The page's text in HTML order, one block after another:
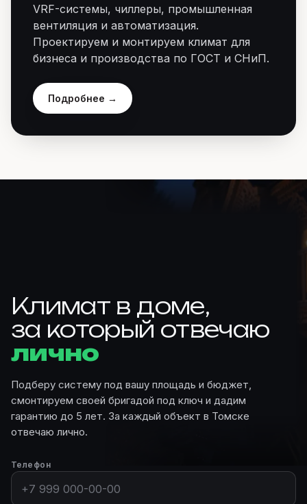
VRF-системы, чиллеры, промышленная
вентиляция и автоматизация.
Проектируем и монтируем климат для
бизнеса и производства по ГОСТ и СНиП.
Подробнее →
Климат в доме,
за который отвечаю
лично
Подберу систему под вашу площадь и бюджет,
смонтируем своей бригадой под ключ и дадим
гарантию до 5 лет. За каждый объект в Томске
отвечаю лично.
Телефон